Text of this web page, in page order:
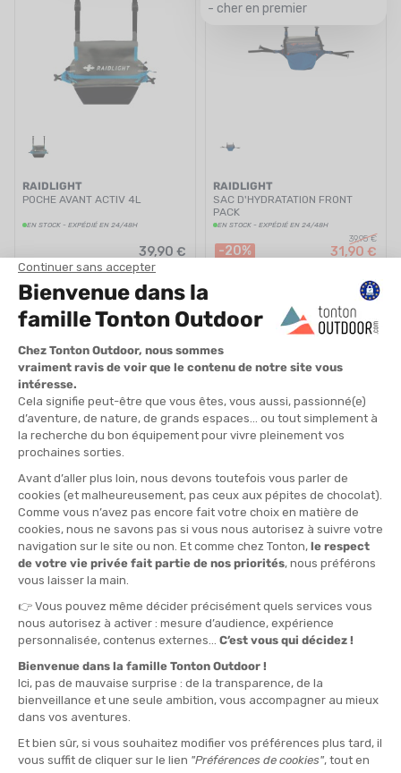
- cher en premier
RAIDLIGHT
POCHE AVANT ACTIV 4L
EN STOCK - EXPÉDIÉ EN 24/48H
39,90 €
RAIDLIGHT
SAC D'HYDRATATION FRONT
PACK
EN STOCK - EXPÉDIÉ EN 24/48H
-20%
39,95 €
31,90 €
RAIDLIGHT, UNE MARQUE FRANÇAISE SPECIALISÉE DANS
LA FABRICATION D'ÉQUIPEMENTS POUR LA PRATIQUE DU
TRAIL RUNNING !
S'adressant à des amateurs tout comme à des traileurs de haut
niveau,Raidlightpropose à ses utilisateurs des produits de
qualité, innovants et performants. Misant sur l'innovation et sur
dans le monde du trail running. Sesproduits ultra-légers
ont
su conquérir les
traileurs aguerris
L'HISTOIRE DE LA MARQUE RAIDLIGHT :
Tout commence à l'aube du 20ème siècle, en 1999, lorsque
dans la création d'équipements pour le
trail running
garage, il va imaginer une dizaine de prototypes et lancer son
site de vente en ligne. En se faisant aussi connaître sur les
courses du coin, il va développer un petit réseau et élargir sa
gamme de produits. En 2001, l'entreprise accueille son premier
employé. Très vite, le succès est au rendez-vous et les
demandes des clients sont importantes. Lors de l'année
2003, elle va être la première marque au monde à
commercialiser lebâton pliable « en Z ». En 2008, la société